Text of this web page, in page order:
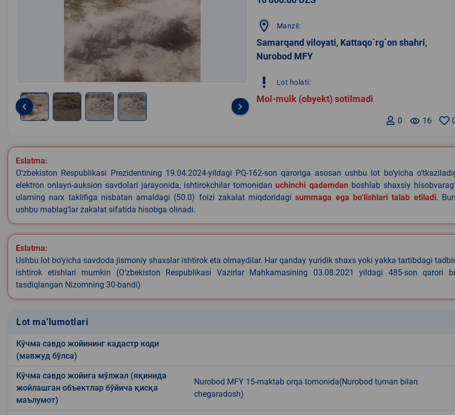
of
4
keyboard_arrow_left keyboard_arrow_right
location_on Manzil:
Samarqand viloyati, Kattaqo`rg`on shahri,
Nurobod MFY
priority_high Lot holati:
Mol-mulk (obyekt) sotilmadi
remove_red_eye 16
0
Eslatma:
O‘zbekiston Respublikasi Prezidentining 19.04.2024-yildagi PQ-162-son qaroriga asosan ushbu lot bo‘yicha
elektron onlayn-auksion savdolari jarayonida, ishtirokchilar tomonidanuchinchi qadamdan boshlab shaxsiy
ularning narx taklifiga nisbatan amaldagi (50.0) foizi zakalat miqdoridagisummaga ega bo‘lishlari talab etiladi.
ushbu mablag‘lar zakalat sifatida hisobga olinadi.
Eslatma:
Ushbu lot bo‘yicha savdoda jismoniy shaxslar ishtirok eta olmaydilar. Har qanday yuridik shaxs yoki yakka tartibdagi
ishtirok etishlari mumkin (O‘zbekiston Respublikasi Vazirlar Mahkamasining 03.08.2021 yildagi 485-son qarori
tasdiqlangan Nizomning 30-bandi)
Lot ma’lumotlari
Кўчма савдо жойининг кадастр коди
(мавжуд бўлса)
Кўчма савдо жойига мўлжал (яқинида
жойлашган объектлар бўйича қисқа
маълумот)
Nurobod MFY 15-maktab orqa tomonida(Nurobod tuman bilan
chegaradosh)